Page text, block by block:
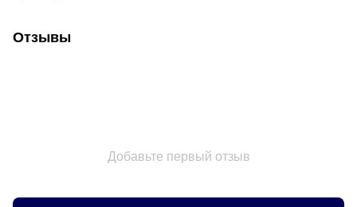
Отзывы
Добавьте первый отзыв